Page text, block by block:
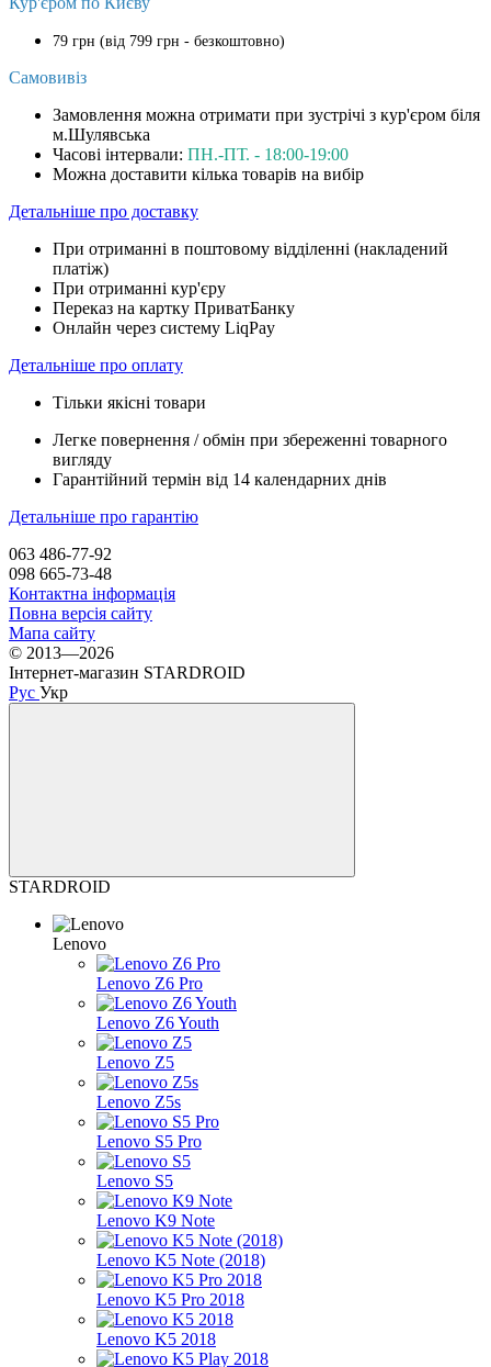
79 грн (від 799 грн - безкоштовно)
Самовивіз
Замовлення можна отримати при зустрічі з кур'єром біля
м.Шулявська
Часові інтервали: ПН.-ПТ. - 18:00-19:00
Можна доставити кілька товарів на вибір
Детальніше про доставку
При отриманні в поштовому відділенні (накладений
платіж)
При отриманні кур'єру
Переказ на картку ПриватБанку
Онлайн через систему LiqPay
Детальніше про оплату
Тільки якісні товари
Легке повернення / обмін при збереженні товарного
вигляду
Гарантійний термін від 14 календарних днів
Детальніше про гарантію
063 486-77-92
098 665-73-48
Контактна інформація
Повна версія сайту
Мапа сайту
© 2013—2026
Інтернет-магазин STARDROID
Рус Укр
STARDROID
Lenovo
Lenovo Z6 Pro
Lenovo Z6 Youth
Lenovo Z5
Lenovo Z5s
Lenovo S5 Pro
Lenovo S5
Lenovo K9 Note
Lenovo K5 Note (2018)
Lenovo K5 Pro 2018
Lenovo K5 2018